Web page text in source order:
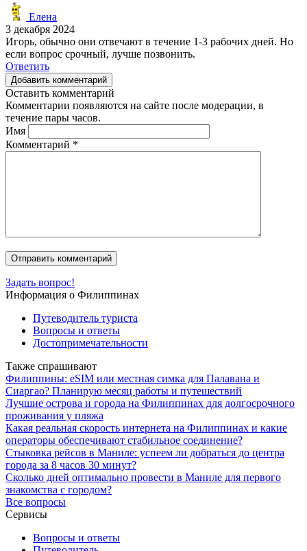
Елена
3 декабря 2024
Игорь, обычно они отвечают в течение 1-3 рабочих дней. Но
если вопрос срочный, лучше позвонить.
Ответить
Добавить комментарий
Оставить комментарий
Комментарии появляются на сайте после модерации, в
течение пары часов.
Имя
Комментарий *
Задать вопрос!
Информация о Филиппинах
Путеводитель туриста
Вопросы и ответы
Достопримечательности
Также спрашивают
Филиппины: eSIM или местная симка для Палавана и
Сиаргао? Планирую месяц работы и путешествий
Лучшие острова и города на Филиппинах для долгосрочного
проживания у пляжа
Какая реальная скорость интернета на Филиппинах и какие
операторы обеспечивают стабильное соединение?
Стыковка рейсов в Маниле: успеем ли добраться до центра
города за 8 часов 30 минут?
Сколько дней оптимально провести в Маниле для первого
знакомства с городом?
Все вопросы
Сервисы
Вопросы и ответы